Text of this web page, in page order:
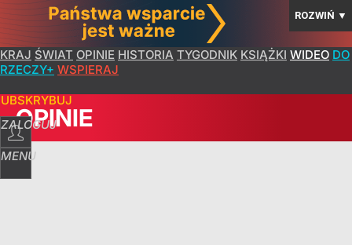
ROZWIŃ ▼
KRAJ ŚWIAT OPINIE HISTORIA TYGODNIK KSIĄŻKI WIDEO DO
RZECZY+ WSPIERAJ
ZALOGUJ
MENU
OPINIE